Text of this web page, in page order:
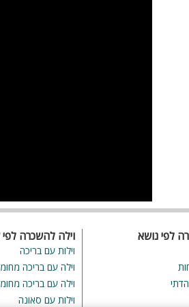
לפי נושא
הדתי
וילה להשכרה לפי
וילות עם בריכה
וילה עם בריכה
וילה עם בריכה
וילות עם סאונה